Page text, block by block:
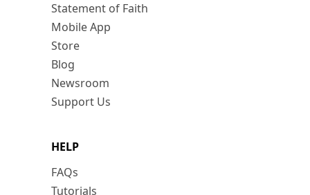
Statement of Faith
Mobile App
Store
Blog
Newsroom
Support Us
HELP
FAQs
Tutorials